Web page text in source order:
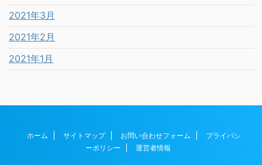
2021年3月
2021年2月
2021年1月
ホーム サイトマップ お問い合わせフォーム
プライバシ
ーポリシー
運営者情報